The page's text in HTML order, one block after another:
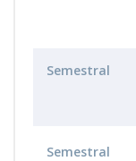
Semestral
Semestral